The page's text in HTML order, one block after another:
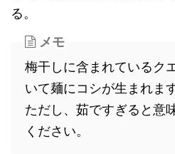
る。
メモ
梅干しに含まれているク
いて麺にコシが生まれます
ただし、茹ですぎると意
ください。